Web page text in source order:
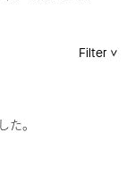
Filter
。